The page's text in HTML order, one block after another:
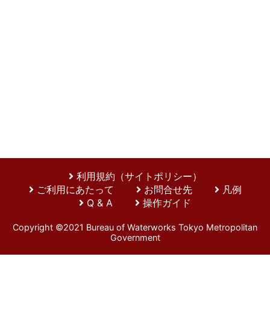
利用規約（サイトポリシー）
ご利用にあたって
お問合せ先
凡例
Q & A
操作ガイド
Copyright ©2021 Bureau of Waterworks Tokyo Metropolitan
Government